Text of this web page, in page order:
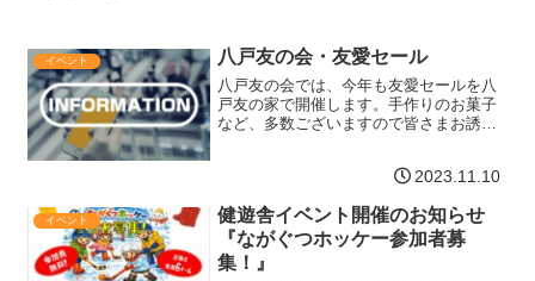
イベント 八戸友の会・友愛セール
八戸友の会では、今年も友愛セールを八
戸友の家で開催します。手作りのお菓子
など、多数ございますので皆さまお誘い
11:30※ 売り切れ次第終了いたします場
2023.11.10
イベント
健遊舎イベント開催のお知らせ
『ながぐつホッケー参加者募
集！』